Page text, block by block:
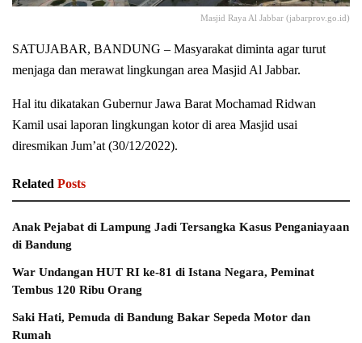
Masjid Raya Al Jabbar (jabarprov.go.id)
SATUJABAR, BANDUNG – Masyarakat diminta agar turut
menjaga dan merawat lingkungan area Masjid Al Jabbar.
Hal itu dikatakan Gubernur Jawa Barat Mochamad Ridwan
Kamil usai laporan lingkungan kotor di area Masjid usai
diresmikan Jum’at (30/12/2022).
Related Posts
Anak Pejabat di Lampung Jadi Tersangka Kasus Penganiayaan
di Bandung
War Undangan HUT RI ke-81 di Istana Negara, Peminat
Tembus 120 Ribu Orang
Saki Hati, Pemuda di Bandung Bakar Sepeda Motor dan
Rumah